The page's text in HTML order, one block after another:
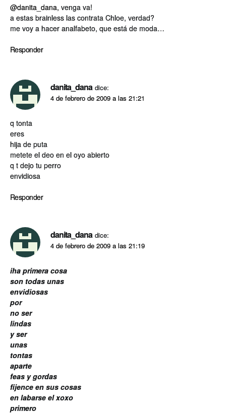
@danita_dana, venga va!
a estas brainless las contrata Chloe, verdad?
me voy a hacer analfabeto, que está de moda…
Responder
danita_dana dice:
4 de febrero de 2009 a las 21:21
q tonta
eres
hija de puta
metete el deo en el oyo abierto
q t dejo tu perro
envidiosa
Responder
danita_dana dice:
4 de febrero de 2009 a las 21:19
iha primera cosa
son todas unas
envidiosas
por
no ser
lindas
y ser
unas
tontas
aparte
feas y gordas
fijence en sus cosas
en labarse el xoxo
primero